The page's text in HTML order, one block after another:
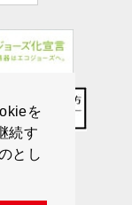
を
続す
とし